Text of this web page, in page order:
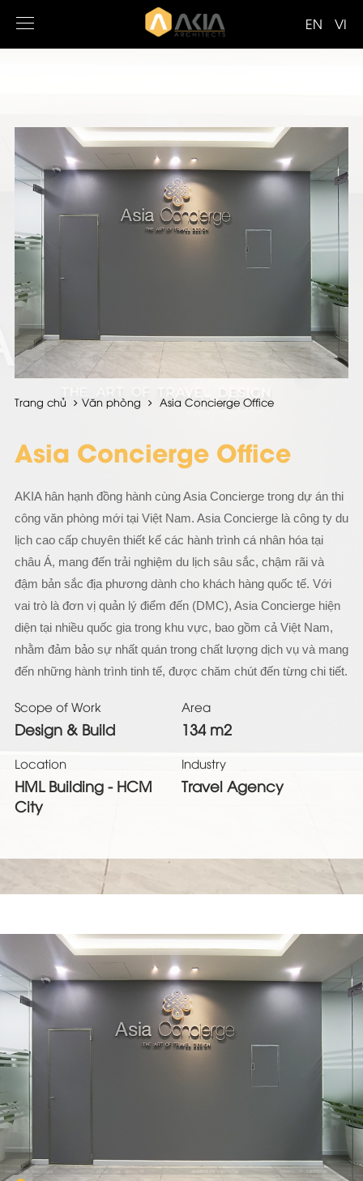
EN VI
Trang chủ Văn phòng Asia Concierge Office
Asia Concierge Office
AKIA hân hạnh đồng hành cùng Asia Concierge trong dự án thi
công văn phòng mới tại Việt Nam. Asia Concierge là công ty du
lịch cao cấp chuyên thiết kế các hành trình cá nhân hóa tại
châu Á, mang đến trải nghiệm du lịch sâu sắc, chậm rãi và
đậm bản sắc địa phương dành cho khách hàng quốc tế. Với
vai trò là đơn vị quản lý điểm đến (DMC), Asia Concierge hiện
diện tại nhiều quốc gia trong khu vực, bao gồm cả Việt Nam,
nhằm đảm bảo sự nhất quán trong chất lượng dịch vụ và mang
đến những hành trình tinh tế, được chăm chút đến từng chi tiết.
Scope of Work
Design & Build
Area
134 m2
Location
HML Building - HCM
City
Industry
Travel Agency